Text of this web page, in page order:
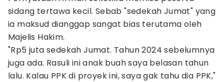
sidang tertawa kecil. Sebab "sedekah Jumat" yang
ia maksud dianggap sangat bias terutama oleh
Majelis Hakim.
"Rp5 juta sedekah Jumat. Tahun 2024 sebelumnya
juga ada. Rasuli ini anak buah saya belasan tahun
lalu. Kalau PPK di proyek ini, saya gak tahu dia PPK,"